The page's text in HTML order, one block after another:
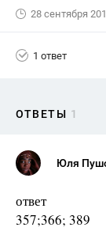
28 сентября
1 ответ
ОТВЕТЫ 1
Юля
ответ
357;366; 389